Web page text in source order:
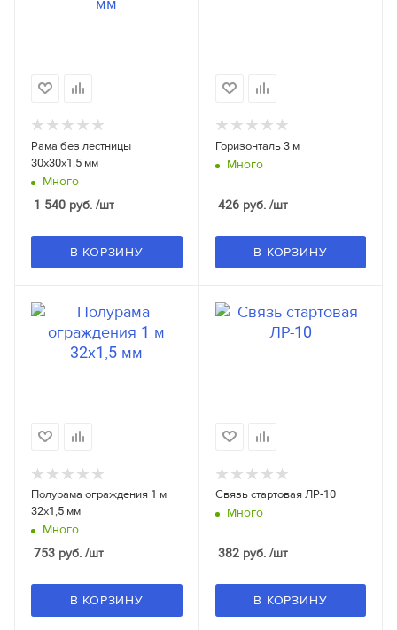
Рама без лестницы
30x30x1,5 мм
Много
1 540 руб. /шт
В КОРЗИНУ
Горизонталь 3 м
Много
426руб. /шт
В КОРЗИНУ
Полурама ограждения 1 м
32x1,5 мм
Много
753 руб. /шт
В КОРЗИНУ
Связь стартовая ЛР-10
Много
382руб. /шт
В КОРЗИНУ